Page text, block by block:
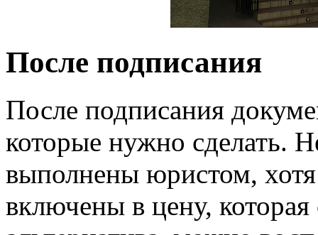
После подписания
После подписания
которые нужно сделать.
выполнены юристом,
включены в цену,